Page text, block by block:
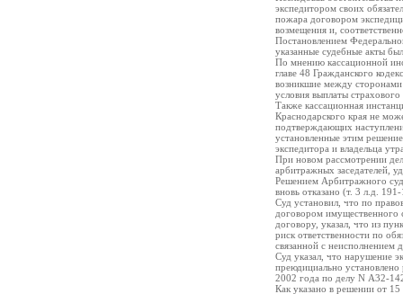
экспедитором своих
пожара договором
возмещения и,
Постановлением
указанные судебные акты
По мнению кассационной
главе 48 Гражданского
возникшие между сторонами
условия выплаты
Также кассационная
Краснодарского края не
подтверждающих
установленные этим
экспедитора и владельца
При новом рассмотрении
арбитражных заседателей,
Решением Арбитражного
вновь отказано (т. 3 л.д.
Суд установил, что по
договором имущественного
договору, указал, что из
риск ответственности по
связанной с неисполнением
Суд указал, что нарушение
преюдициально
2002 года по делу N А32-
Как указано в решении от